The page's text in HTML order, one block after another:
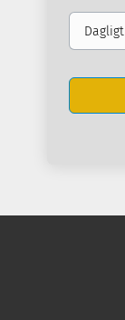
Email
frequency